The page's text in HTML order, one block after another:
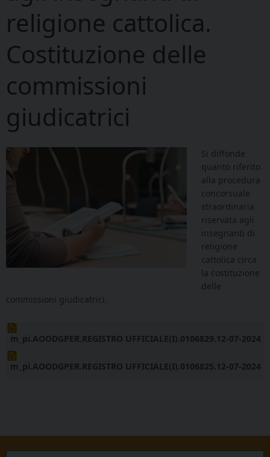
religione cattolica.
Costituzione delle
commissioni
giudicatrici
Si diffonde
quanto riferito
alla p rocedura
concorsuale
straordinaria
riservata agli
insegnanti di
religione
cattolica circa
la costituzione
delle
commissioni giudicatrici.
m_pi.AOODGPER.REGISTRO UFFICIALE(I).0106829.12-07-2024
m_pi.AOODGPER.REGISTRO UFFICIALE(I).0106825.12-07-2024